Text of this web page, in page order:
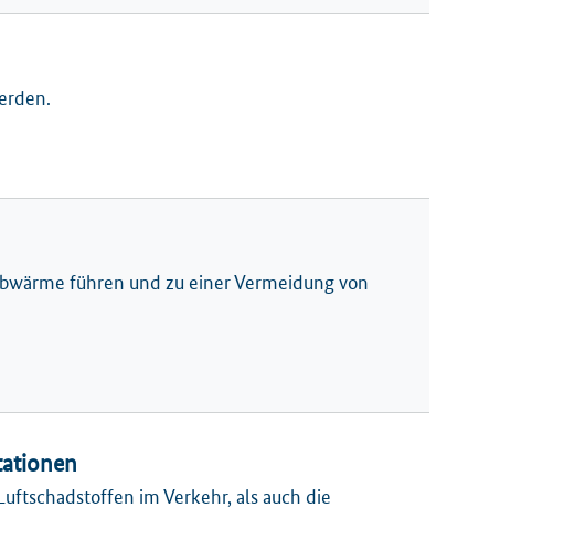
führen und zu einer Vermeidung von
im Verkehr, als auch die